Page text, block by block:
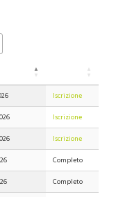
Iscrizione
Iscrizione
Iscrizione
Completo
Completo